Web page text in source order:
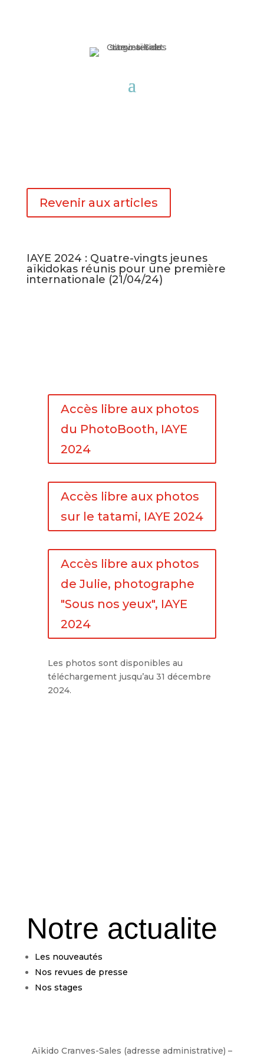
Revenir aux articles
IAYE 2024 : Quatre-vingts jeunes
aïkidokas réunis pour une première
internationale (21/04/24)
Accès libre aux photos
du PhotoBooth, IAYE
2024
Accès libre aux photos
sur le tatami, IAYE 2024
Accès libre aux photos
de Julie, photographe
"Sous nos yeux", IAYE
2024
Les photos sont disponibles au
téléchargement jusqu’au 31 décembre
2024.
Notre actualite
Les nouveautés
Nos revues de presse
Nos stages
Aïkido Cranves-Sales (adresse administrative) –